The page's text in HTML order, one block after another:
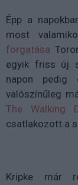
Épp a
most
forgatása
egyik friss új
napon
valószínűleg
The Walking
csatlakozott a
Kripke már